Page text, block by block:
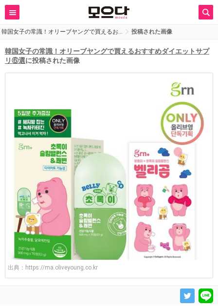
韓国女子の常識！オリーブヤングで買えるお… 投稿された画像
韓国女子の常識！オリーブヤングで買えるおすすめダイエットサプ
リ⑥選に投稿された画像
出典： https://ma.oliveyoung.co.kr